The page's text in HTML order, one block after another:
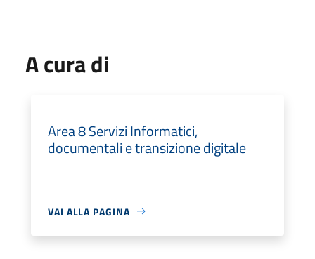
A cura di
Area 8 Servizi Informatici,
documentali e transizione digitale
VAI ALLA PAGINA